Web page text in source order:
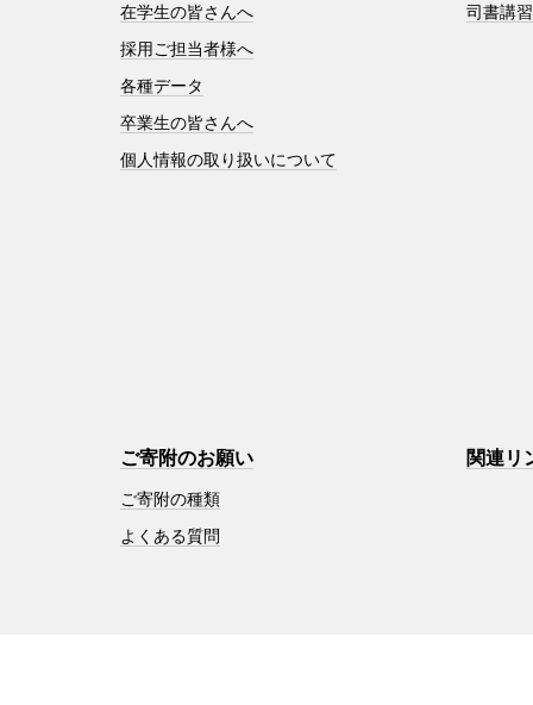
在学生の皆さんへ
採用ご担当者様へ
各種データ
卒業生の皆さんへ
個人情報の取り扱いについて
司書講
ご寄附のお願い
ご寄附の種類
よくある質問
関連リ